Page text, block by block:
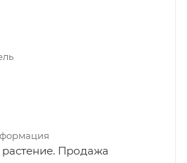
растение. Продажа